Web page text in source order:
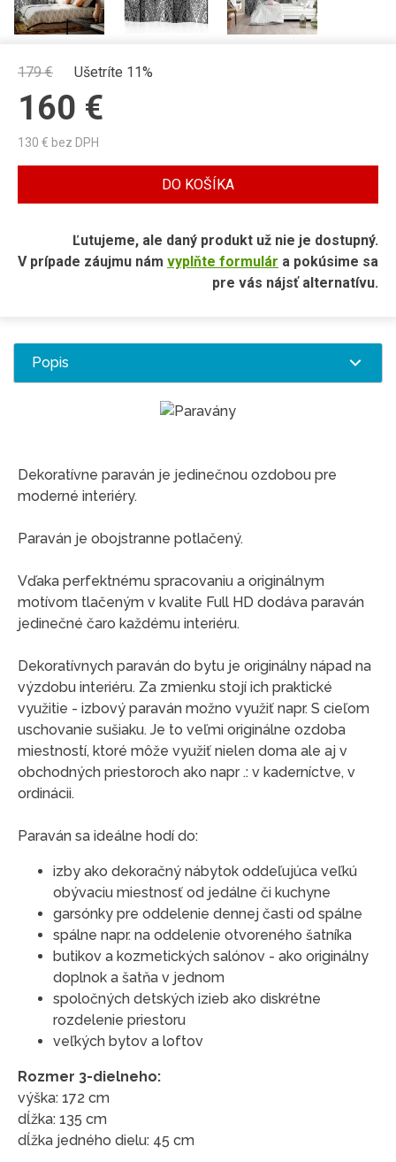
179€ Ušetríte 11%
160 €
130 € bez DPH
DO KOŠÍKA
Ľutujeme, ale daný produkt už nie je dostupný.
V prípade záujmu nám vyplňte formulár a pokúsime sa
pre vás nájsť alternatívu.
Popis
Dekoratívne paraván je jedinečnou ozdobou pre
moderné interiéry.
Paraván je obojstranne potlačený.
Vďaka perfektnému spracovaniu a originálnym
motívom tlačeným v kvalite Full HD dodáva paraván
jedinečné čaro každému interiéru.
Dekoratívnych paraván do bytu je originálny nápad na
výzdobu interiéru. Za zmienku stojí ich praktické
využitie - izbový paraván možno využiť napr. S cieľom
uschovanie sušiaku. Je to veľmi originálne ozdoba
miestností, ktoré môže využiť nielen doma ale aj v
obchodných priestoroch ako napr .: v kaderníctve, v
ordinácii.
Paraván sa ideálne hodí do:
izby ako dekoračný nábytok oddeľujúca veľkú
obývaciu miestnosť od jedálne či kuchyne
garsónky pre oddelenie dennej časti od spálne
spálne napr. na oddelenie otvoreného šatníka
butikov a kozmetických salónov - ako originálny
doplnok a šatňa v jednom
spoločných detských izieb ako diskrétne
rozdelenie priestoru
veľkých bytov a loftov
Rozmer 3-dielneho:
výška: 172 cm
dĺžka: 135 cm
dĺžka jedného dielu: 45 cm